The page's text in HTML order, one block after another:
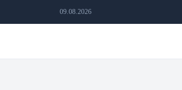
09.08.2026